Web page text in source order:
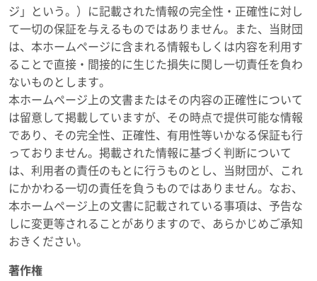
ジ」という。）に記載された情報の完全性・正確性に対し
て一切の保証を与えるものではありません。また、当財団
は、本ホームページに含まれる情報もしくは内容を利用す
ることで直接・間接的に生じた損失に関し一切責任を負わ
ないものとします。
本ホームページ上の文書またはその内容の正確性について
は留意して掲載していますが、その時点で提供可能な情報
であり、その完全性、正確性、有用性等いかなる保証も行
っておりません。掲載された情報に基づく判断について
は、利用者の責任のもとに行うものとし、当財団が、これ
にかかわる一切の責任を負うものではありません。なお、
本ホームページ上の文書に記載されている事項は、予告な
しに変更等されることがありますので、あらかじめご承知
おきください。
著作権